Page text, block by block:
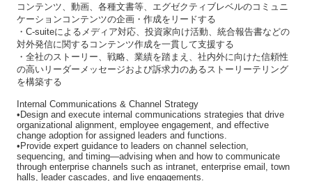
コンテンツ、動画、各種文書等、エグゼクティブレベルのコミュニ
ケーションコンテンツの企画・作成をリードする
・C-suiteによるメディア対応、投資家向け活動、統合報告書などの
対外発信に関するコンテンツ作成を一貫して支援する
・全社のストーリー、戦略、業績を踏まえ、社内外に向けた信頼性
の高いリーダーメッセージおよび訴求力のあるストーリーテリング
を構築する
Internal Communications & Channel Strategy
•Design and execute internal communications strategies that drive
organizational alignment, employee engagement, and effective
change adoption for assigned leaders and functions.
•Provide expert guidance to leaders on channel selection,
sequencing, and timing—advising when and how to communicate
through enterprise channels such as intranet, enterprise email, town
halls, leader cascades, and live engagements.